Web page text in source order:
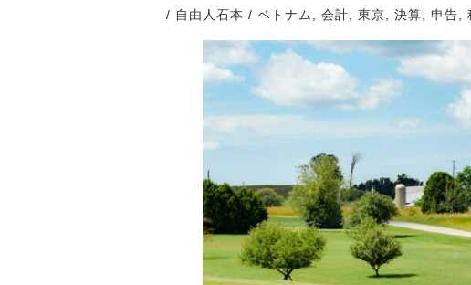
/ 自由人石本 / ベトナム 会計 東京 決算 申告